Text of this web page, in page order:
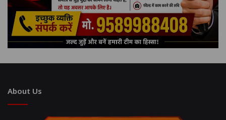
About Us